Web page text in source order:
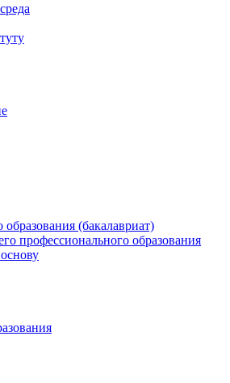
(бакалавриат)
профессионального образования